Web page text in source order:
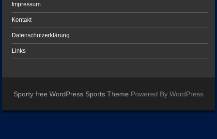
Impressum
Kontakt
Datenschutzerklärung
Links
Sporty free WordPress Sports Theme Powered By WordPress